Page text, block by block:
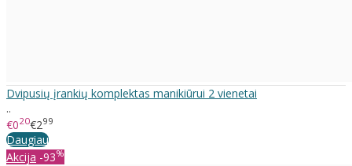
Dvipusių įrankių komplektas manikiūrui 2 vienetai
..
€020€299
Daugiau
Akcija -93%